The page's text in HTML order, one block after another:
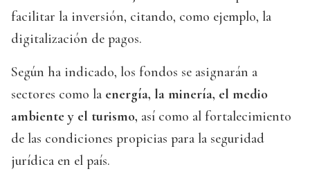
facilitar la inversión, citando, como ejemplo, la
digitalización de pagos.
Según ha indicado, los fondos se asignarán a
sectores como la energía, la minería, el medio
ambiente y el turismo, así como al fortalecimiento
de las condiciones propicias para la seguridad
jurídica en el país.